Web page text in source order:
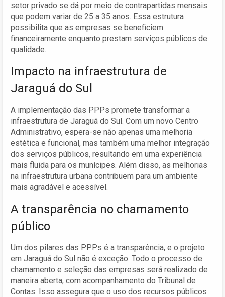
setor privado se dá por meio de contrapartidas mensais
que podem variar de 25 a 35 anos. Essa estrutura
possibilita que as empresas se beneficiem
financeiramente enquanto prestam serviços públicos de
qualidade.
Impacto na infraestrutura de
Jaraguá do Sul
A implementação das PPPs promete transformar a
infraestrutura de Jaraguá do Sul. Com um novo Centro
Administrativo, espera-se não apenas uma melhoria
estética e funcional, mas também uma melhor integração
dos serviços públicos, resultando em uma experiência
mais fluida para os munícipes. Além disso, as melhorias
na infraestrutura urbana contribuem para um ambiente
mais agradável e acessível.
A transparência no chamamento
público
Um dos pilares das PPPs é a transparência, e o projeto
em Jaraguá do Sul não é exceção. Todo o processo de
chamamento e seleção das empresas será realizado de
maneira aberta, com acompanhamento do Tribunal de
Contas. Isso assegura que o uso dos recursos públicos